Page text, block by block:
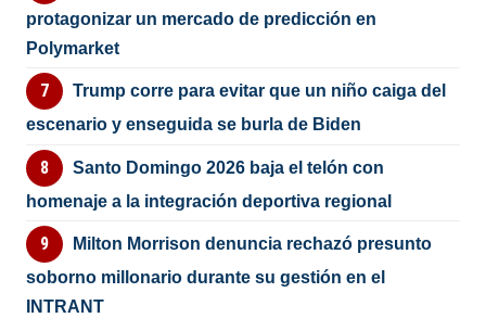
protagonizar un mercado de predicción en
Polymarket
Trump corre para evitar que un niño caiga del
escenario y enseguida se burla de Biden
Santo Domingo 2026 baja el telón con
homenaje a la integración deportiva regional
Milton Morrison denuncia rechazó presunto
soborno millonario durante su gestión en el
INTRANT